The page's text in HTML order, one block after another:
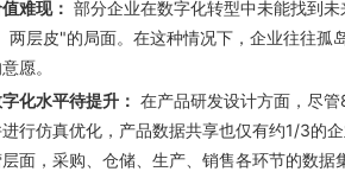
难现： 部分企业在数字化转型中未能找到
两层皮"的局面。在这种情况下，企业往往孤
愿。
化水平待提升： 在产品研发设计方面，尽
行仿真优化，产品数据共享也仅有约1/3的
面，采购、仓储、生产、销售各环节的数